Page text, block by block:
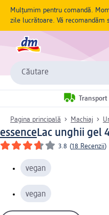
Mulțumim pentru comandă.
zile lucrătoare. Vă recomandăm
Căutare
Pagina principală Machiaj
essenceLac unghii gel
3.8 (18 Recenzii)
vegan
vegan